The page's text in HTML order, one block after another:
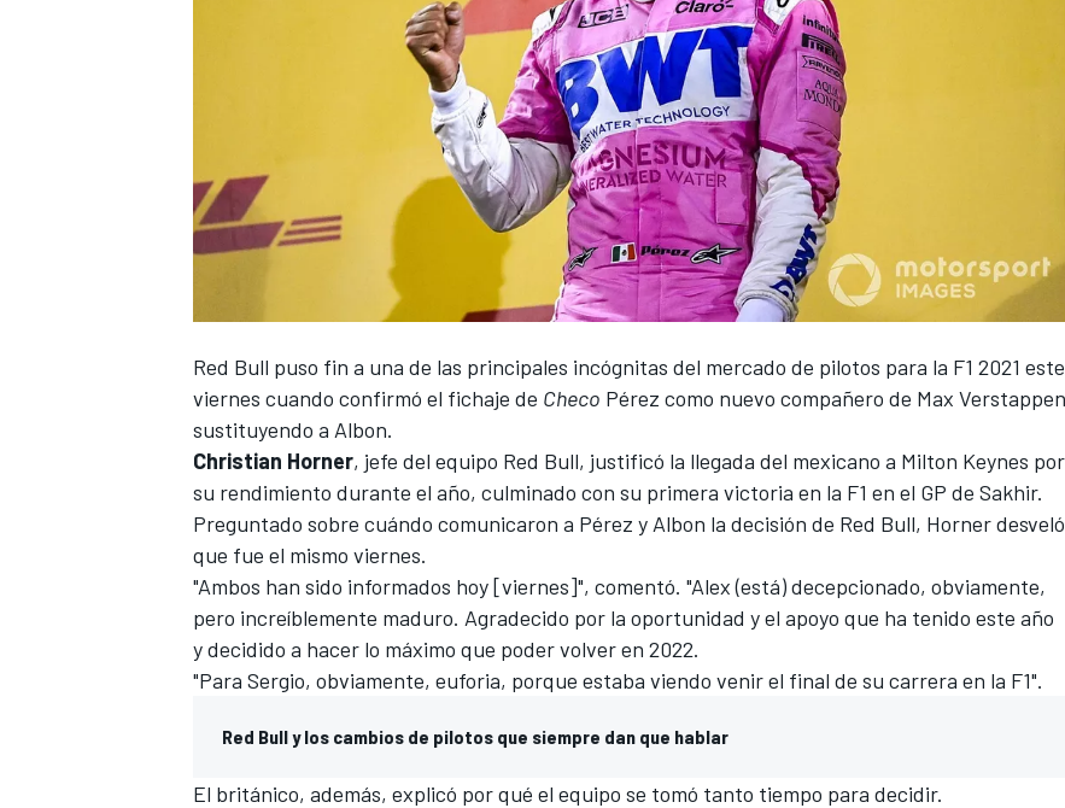
Red Bull puso fin a una de las principales incógnitas del mercado de pilotos para la F1 2021 este
viernes cuando confirmó el fichaje de Checo Pérez como nuevo compañero de Max Verstappen
sustituyendo a Albon.
Christian Horner, jefe del equipo Red Bull, justificó la llegada del mexicano a Milton Keynes por
su rendimiento durante el año, culminado con su primera victoria en la F1 en el GP de Sakhir.
Preguntado sobre cuándo comunicaron a Pérez y Albon la decisión de Red Bull, Horner desveló
que fue el mismo viernes.
"Ambos han sido informados hoy [viernes]", comentó. "Alex (está) decepcionado, obviamente,
pero increíblemente maduro. Agradecido por la oportunidad y el apoyo que ha tenido este año
y decidido a hacer lo máximo que poder volver en 2022.
"Para Sergio, obviamente, euforia, porque estaba viendo venir el final de su carrera en la F1".
Red Bull y los cambios de pilotos que siempre dan que hablar
El británico, además, explicó por qué el equipo se tomó tanto tiempo para decidir.